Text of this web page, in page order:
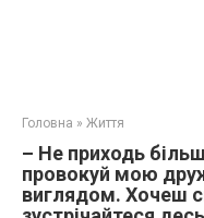
Головна » Життя
– Не приходь
провокуй мою
виглядом. Хочеш